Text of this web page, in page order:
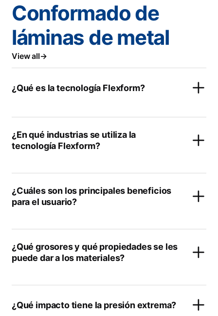
Conformado de
láminas de metal
View all
¿Qué es la tecnología Flexform?
¿En qué industrias se utiliza la
tecnología Flexform?
¿Cuáles son los principales beneficios
para el usuario?
¿Qué grosores y qué propiedades se les
puede dar a los materiales?
¿Qué impacto tiene la presión extrema?